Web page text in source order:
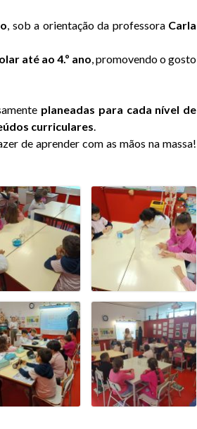
, sob a orientação da professora Carla
até ao 4.º ano, promovendo o gosto
planeadas para cada nível de
curriculares.
de aprender com as mãos na massa!